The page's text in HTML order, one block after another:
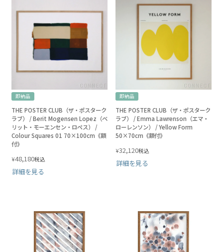
即納品
THE POSTER CLUB（ザ・ポスターク
ラブ） / Berit Mogensen Lopez（ベ
リット・モーエンセン・ロペス） /
Colour Squares 01 70×100cm《額
付》
¥48,180税込
詳細を見る
即納品
THE POSTER CLUB（ザ・ポスターク
ラブ） / Emma Lawrenson（エマ・
ローレンソン） / Yellow Form
50×70cm《額付》
¥32,120税込
詳細を見る